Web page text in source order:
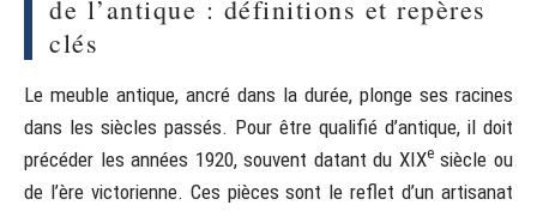
de l’antique : définitions et repères
clés
Le meuble antique, ancré dans la durée, plonge ses racines
dans les siècles passés. Pour être qualifié d’antique, il doit
précéder les années 1920, souvent datant du XIXesiècle ou
de l’ère victorienne. Ces pièces sont le reflet d’un artisanat